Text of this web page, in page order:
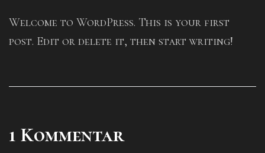
Welcome to WordPress. This is your first
post. Edit or delete it, then start writing!
1 Kommentar